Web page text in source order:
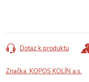
Dotaz k produktu
Značka: KOPOS KOLÍN a.s.